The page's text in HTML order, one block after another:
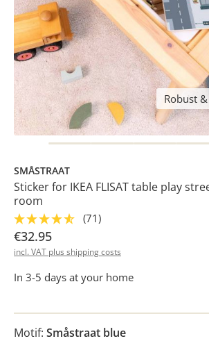
Robust
SMÅSTRAAT
Sticker for IKEA FLISAT table play
room
(71)
€32.95
incl. VAT plus shipping costs
In 3-5 days at your home
Motif: Småstraat blue